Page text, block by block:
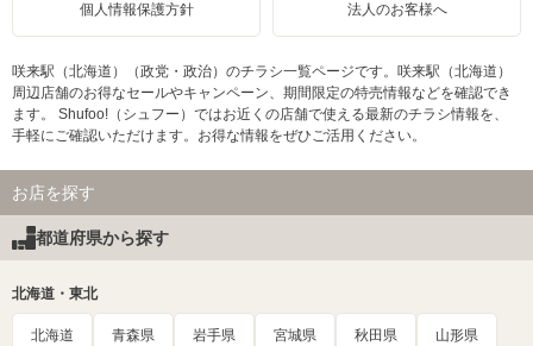
個人情報保護方針 法人のお客様へ
咲来駅（北海道）（政党・政治）のチラシ一覧ページです。咲来駅（北海道）
周辺店舗のお得なセールやキャンペーン、期間限定の特売情報などを確認でき
ます。 Shufoo!（シュフー）ではお近くの店舗で使える最新のチラシ情報を、
手軽にご確認いただけます。お得な情報をぜひご活用ください。
お店を探す
都道府県から探す
北海道・東北
北海道 青森県 岩手県 宮城県 秋田県 山形県